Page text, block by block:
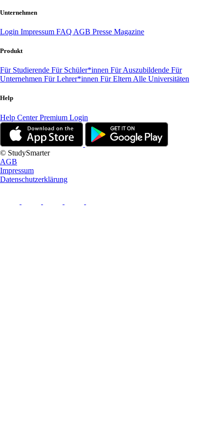
Unternehmen
Login Impressum FAQ AGB Presse Magazine
Produkt
Für Studierende Für Schüler*innen Für Auszubildende Für
Unternehmen Für Lehrer*innen Für Eltern Alle Universitäten
Help
Help CenterPremium Login
© StudySmarter
AGB
Impressum
Datenschutzerklärung